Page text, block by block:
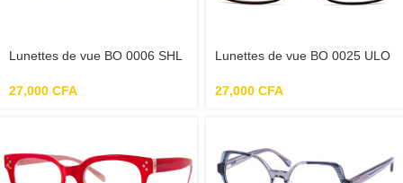
Lunettes de vue BO 0006 SHL
27,000 CFA
Lunettes de vue BO 0025 ULO
27,000 CFA